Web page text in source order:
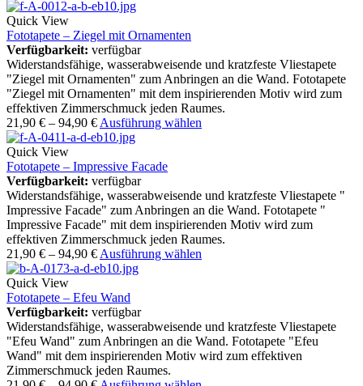
Quick View
Fototapete – Ziegel mit Ornamenten
Verfügbarkeit: verfügbar
Widerstandsfähige, wasserabweisende und kratzfeste Vliestapete
"Ziegel mit Ornamenten" zum Anbringen an die Wand. Fototapete
"Ziegel mit Ornamenten" mit dem inspirierenden Motiv wird zum
effektiven Zimmerschmuck jeden Raumes.
21,90 € – 94,90 € Ausführung wählen
Quick View
Fototapete – Impressive Facade
Verfügbarkeit: verfügbar
Widerstandsfähige, wasserabweisende und kratzfeste Vliestapete "
Impressive Facade" zum Anbringen an die Wand. Fototapete "
Impressive Facade" mit dem inspirierenden Motiv wird zum
effektiven Zimmerschmuck jeden Raumes.
21,90 € – 94,90 € Ausführung wählen
Quick View
Fototapete – Efeu Wand
Verfügbarkeit: verfügbar
Widerstandsfähige, wasserabweisende und kratzfeste Vliestapete
"Efeu Wand" zum Anbringen an die Wand. Fototapete "Efeu
Wand" mit dem inspirierenden Motiv wird zum effektiven
Zimmerschmuck jeden Raumes.